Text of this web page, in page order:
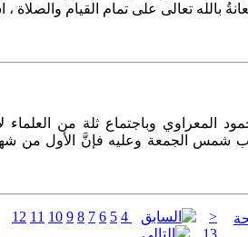
بالله تعالى على تمام القيام والصلاة
المعراوي وباجتماع ثلة من العلماء
شمس الجمعة وعليه فإنَّ الأول من
<
4
5
6
7
8
9
10
11
12
13